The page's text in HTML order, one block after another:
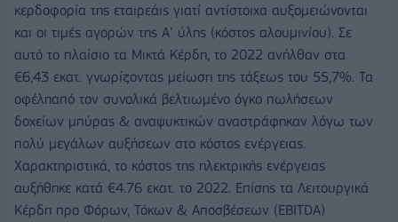
κερδοφορία της εταιρεάις γιατί αντίστοιχα αυξομειώνονται
και οι τιμές αγορών της Α’ ύλης (κόστος αλουμινίου). Σε
αυτό το πλαίσιο τα Μικτά Κέρδη, το 2022 ανήλθαν στα
€6,43 εκατ. γνωρίζοντας μείωση της τάξεως του 55,7%. Τα
οφέληαπό τον συνολικά βελτιωμένο όγκο πωλήσεων
δοχείων μπύρας & αναψυκτικών αναστράφηκαν λόγω των
πολύ μεγάλων αυξήσεων στο κόστος ενέργειας.
Χαρακτηριστικά, το κόστος της ηλεκτρικής ενέργειας
αυξήθηκε κατά €4.76 εκατ. το 2022. Επίσης τα Λειτουργικά
Κέρδη προ Φόρων, Τόκων & Αποσβέσεων (EBITDA)